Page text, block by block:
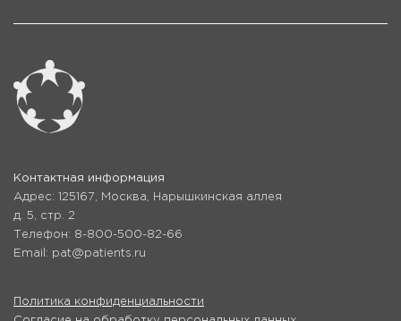
Контактная информация
Адрес: 125167, Москва, Нарышкинская аллея
д. 5, стр. 2
Телефон: 8-800-500-82-66
Email: pat@patients.ru
Политика конфиденциальности